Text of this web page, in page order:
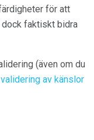
för att
faktiskt bidra
(även om du
validering av känslor